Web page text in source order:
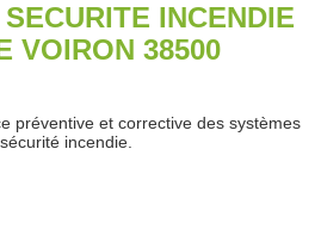
INCENDIE
VOIRON 38500
préventive et corrective des systèmes
incendie.